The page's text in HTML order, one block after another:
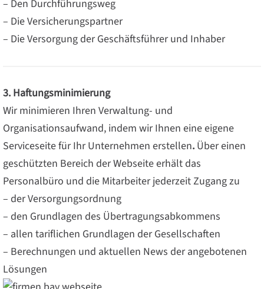
– Den Durchführungsweg
– Die Versicherungspartner
– Die Versorgung der Geschäftsführer und Inhaber
3. Haftungsminimierung
Wir minimieren Ihren Verwaltung- und
Organisationsaufwand, indem wirIhnen eine eigene
Serviceseite für Ihr Unternehmen erstellen. Über einen
geschützten Bereich der Webseite erhält das
Personalbüro und die Mitarbeiter jederzeit Zugang zu
– der Versorgungsordnung
– den Grundlagen des Übertragungsabkommens
– allen tariflichen Grundlagen der Gesellschaften
– Berechnungen und aktuellen News der angebotenen
Lösungen